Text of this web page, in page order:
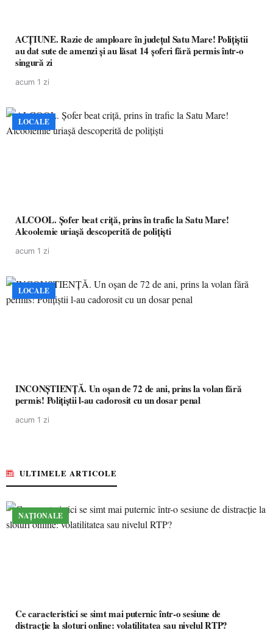
ACȚIUNE. Razie de amploare în județul Satu Mare! Polițiștii
au dat sute de amenzi și au lăsat 14 șoferi fără permis într-o
singură zi
acum 1 zi
LOCALE
ALCOOL. Șofer beat criță, prins în trafic la Satu Mare!
Alcoolemie uriașă descoperită de polițiști
acum 1 zi
LOCALE
INCONȘTIENȚĂ. Un oșan de 72 de ani, prins la volan fără
permis! Polițiștii l-au cadorosit cu un dosar penal
acum 1 zi
ULTIMELE ARTICOLE
NAȚIONALE
Ce caracteristici se simt mai puternic într-o sesiune de
distracție la sloturi online: volatilitatea sau nivelul RTP?